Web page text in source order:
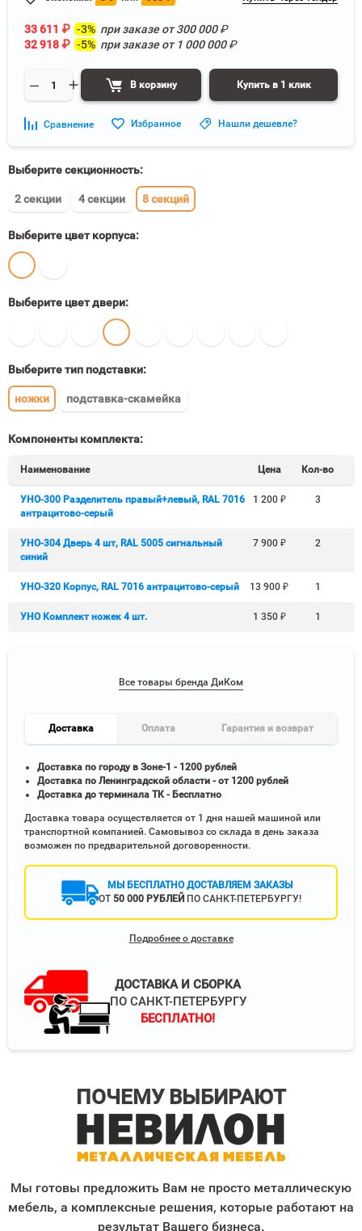
33 611 ₽ -3% при заказе от300 000₽
32 918 ₽ -5% при заказе от 1 000 000₽
В корзину Купить в 1 клик
Сравнение Избранное Нашли дешевле?
Выберите секционность:
2 секции 4 секции 8 секций
Выберите цвет корпуса:
Выберите цвет двери:
Выберите тип подставки:
ножки подставка-скамейка
Компоненты комплекта:
Наименование Цена Кол-во
УНО-300 Разделитель правый+левый, RAL 7016
антрацитово-серый
1 200 ₽ 3
УНО-304 Дверь 4 шт, RAL 5005 сигнальный
синий
7 900 ₽ 2
УНО-320 Корпус, RAL 7016 антрацитово-серый 13 900₽ 1
УНО Комплект ножек 4 шт. 1 350 ₽ 1
Все товары бренда ДиКом
Доставка Оплата Гарантия и возврат
Доставка по городу в Зоне-1 - 1200 рублей
Доставка по Ленинградской области - от 1200 рублей
Доставка до терминала ТК - Бесплатно
Доставка товара осуществляется от 1 дня нашей машиной или
транспортной компанией. Самовывоз со склада в день заказа
возможен по предварительной договоренности.
МЫ БЕСПЛАТНО ДОСТАВЛЯЕМ ЗАКАЗЫ
ОТ 50 000 РУБЛЕЙ ПО САНКТ-ПЕТЕРБУРГУ!
Подробнее о доставке
ДОСТАВКА И СБОРКА
ПО САНКТ-ПЕТЕРБУРГУ
БЕСПЛАТНО!
ПОЧЕМУ ВЫБИРАЮТ
Мы готовы предложить Вам не просто металлическую
мебель, а комплексные решения, которые работают на
результат Вашего бизнеса.